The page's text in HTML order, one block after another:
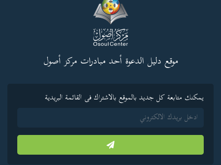
موقع دليل الدعوة أحد مبادرات مركز أصول
يمكنك متابعة كل جديد بالموقع بالاشتراك فى القائمة البريدية